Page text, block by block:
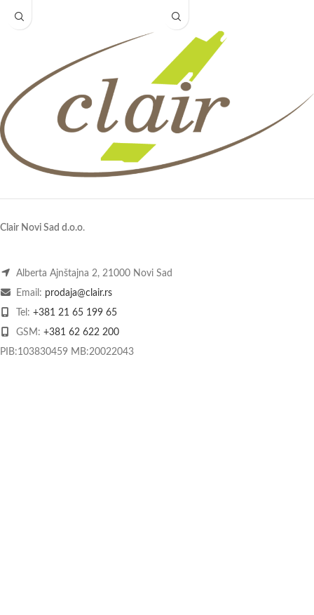
Clair Novi Sad d.o.o.
Alberta Ajnštajna 2, 21000 Novi Sad
Email: prodaja@clair.rs
Tel: +381 21 65 199 65
GSM: +381 62 622 200
PIB:103830459 MB:20022043